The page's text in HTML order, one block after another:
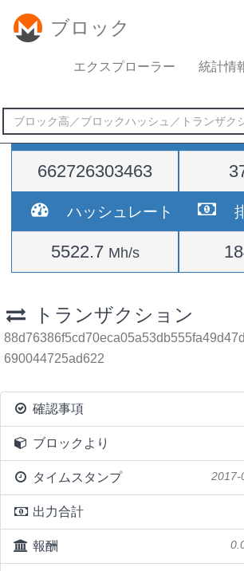
ブロック
エクスプローラー 統計情
難易度
662726303463
ハッシュレート
5522.7 Mh/s
トランザクション
690044725ad622
確認事項
ブロックより
タイムスタンプ 2017-
出力合計
報酬